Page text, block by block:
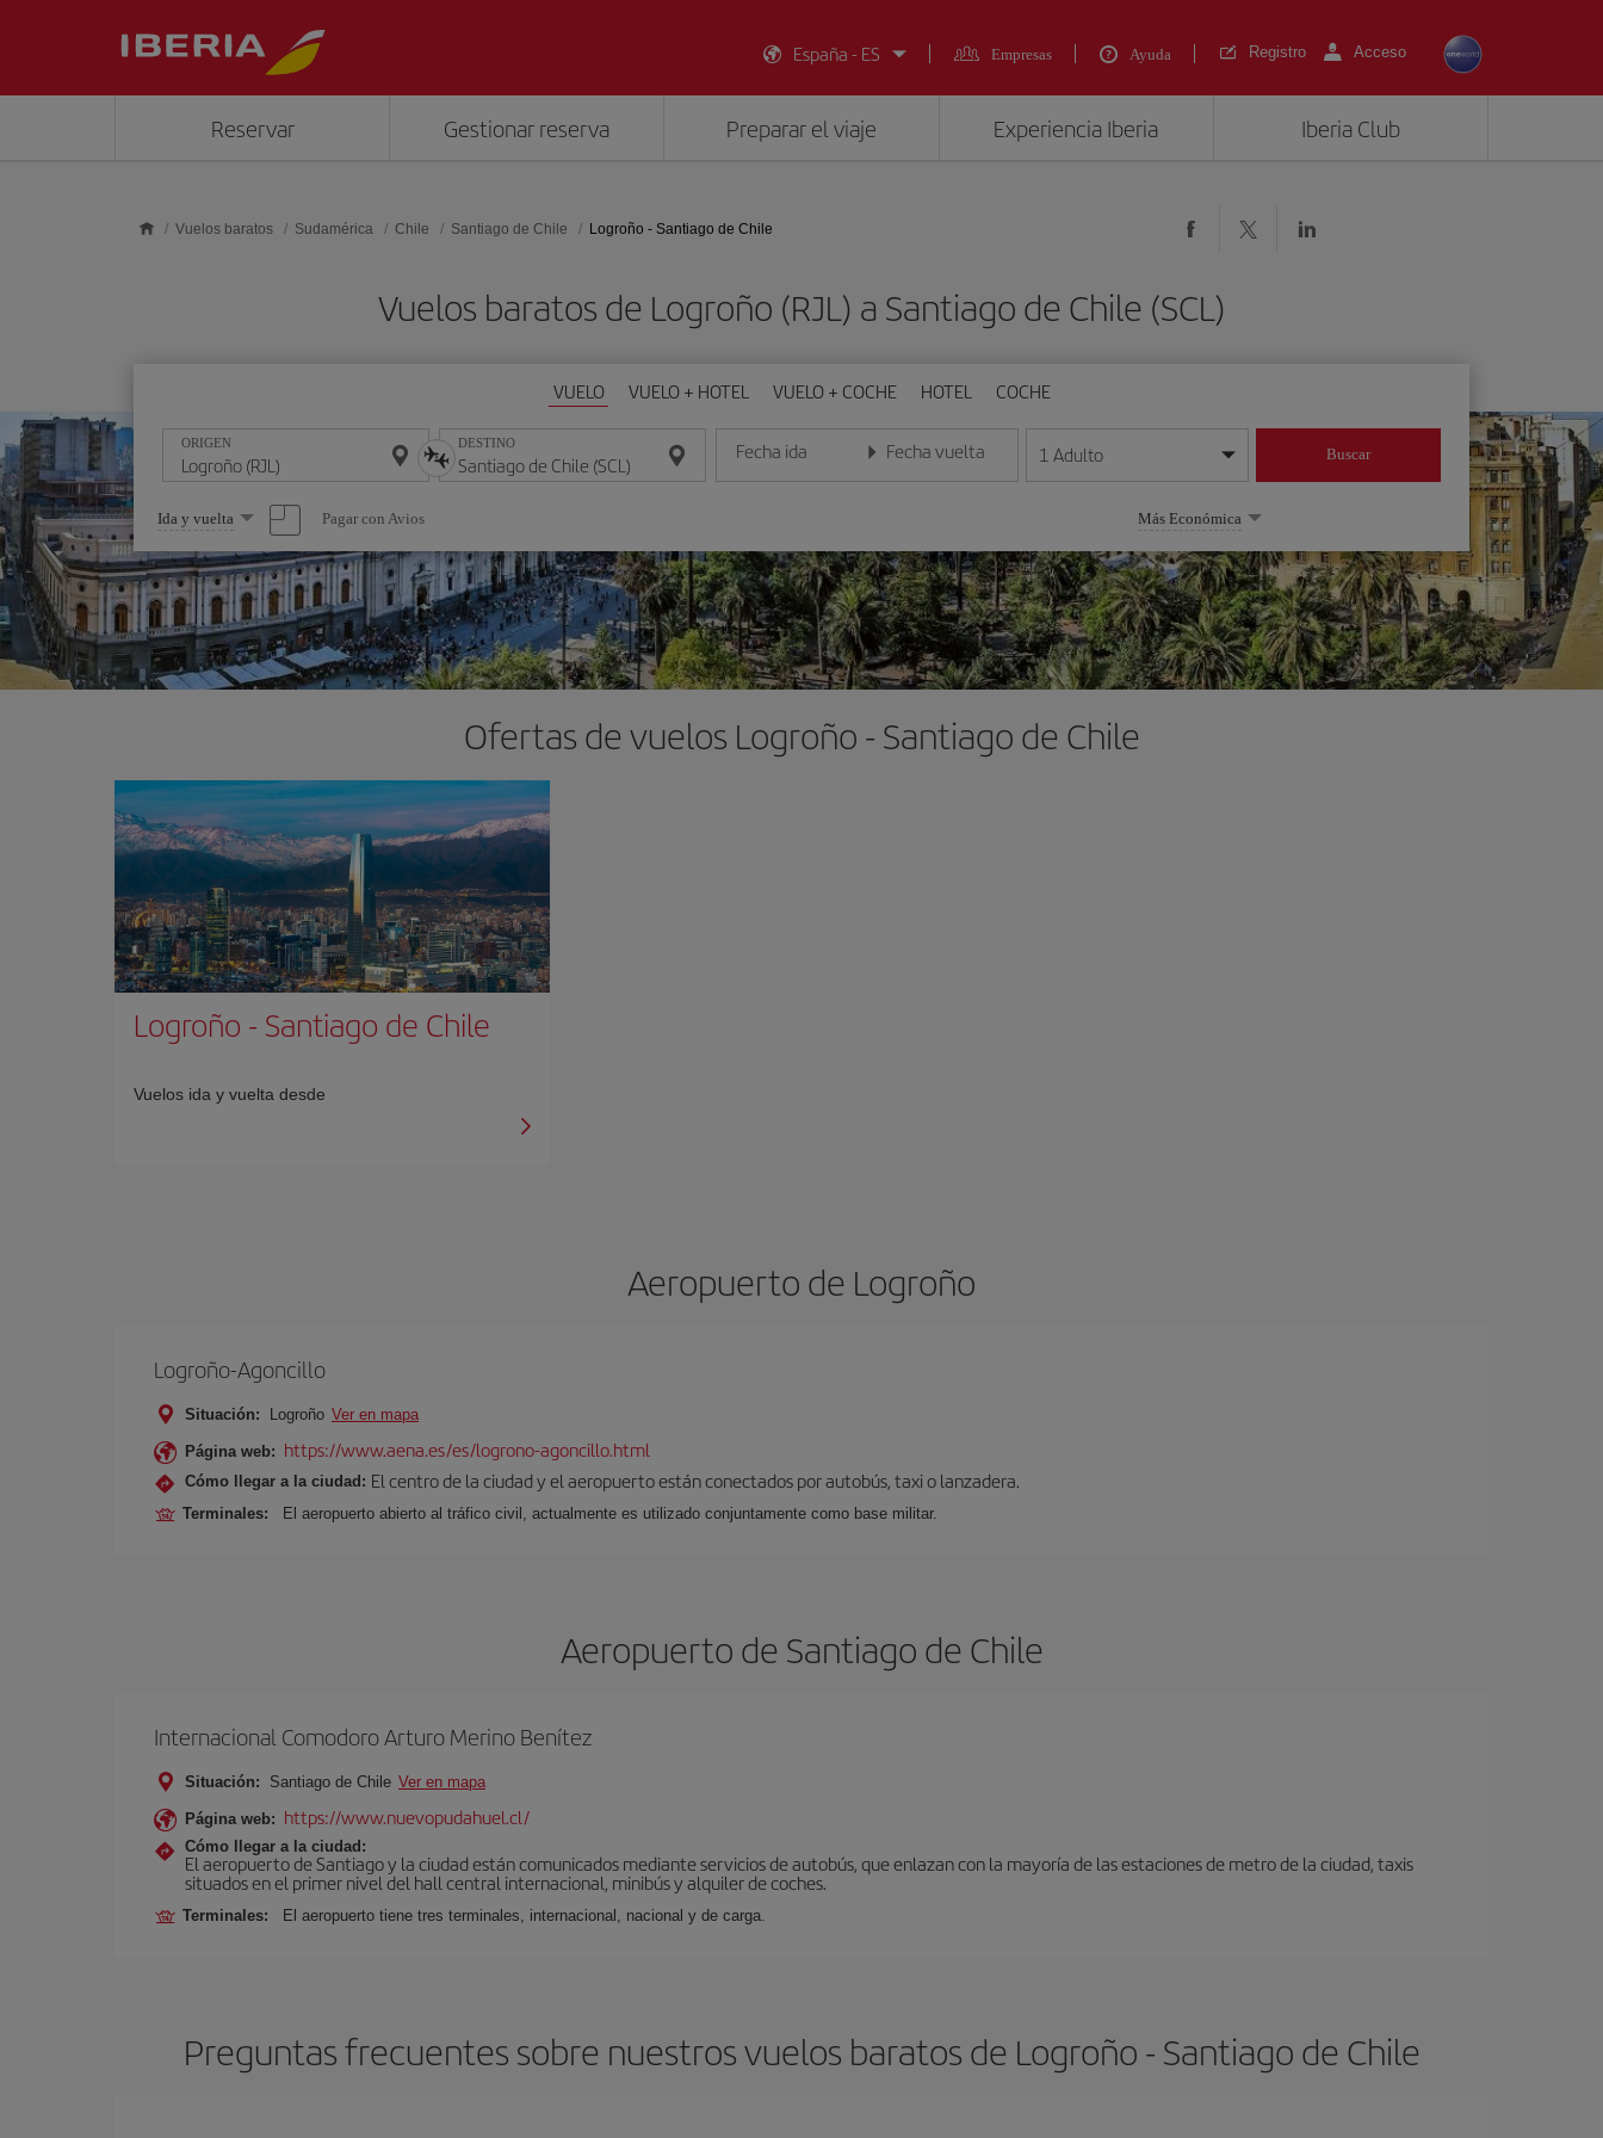
España - ES
Empresas Ayuda Registro Acceso
Reservar Gestionar reserva Preparar el viaje Experiencia Iberia Iberia Club
Vuelos baratos Sudamérica Chile Santiago de Chile Logroño - Santiago de Chile
Vuelos baratos de Logroño (RJL) a Santiago de Chile (SCL)
VUELO VUELO + HOTEL VUELO + COCHE HOTEL COCHE
ORIGEN DESTINO Fecha ida
Introduce la fecha en formato día/mes/año
Fecha vuelta
Introduce la fecha en formato día/mes/año
1 Adulto Buscar
Seleccione
una
opción
Ida y vuelta Pagar con Avios Más Económica
Ofertas de vuelos Logroño - Santiago de Chile
Logroño - Santiago de Chile
Vuelos ida y vuelta desde
Aeropuerto de Logroño
Logroño-Agoncillo
Situación: Logroño Ver en mapa
Página web: https://www.aena.es/es/logrono-agoncillo.html
Cómo llegar a la ciudad: El centro de la ciudad y el aeropuerto están conectados por autobús, taxi o lanzadera.
Terminales: El aeropuerto abierto al tráfico civil, actualmente es utilizado conjuntamente como base militar.
Aeropuerto de Santiago de Chile
Internacional Comodoro Arturo Merino Benítez
Situación: Santiago de Chile Ver en mapa
Página web: https://www.nuevopudahuel.cl/
Cómo llegar a la ciudad:
El aeropuerto de Santiago y la ciudad están comunicados mediante servicios de autobús, que enlazan con la mayoría de las estaciones de metro de la ciudad, taxis
situados en el primer nivel del hall central internacional, minibús y alquiler de coches.
Terminales: El aeropuerto tiene tres terminales, internacional, nacional y de carga.
Preguntas frecuentes sobre nuestros vuelos baratos de Logroño - Santiago de Chile